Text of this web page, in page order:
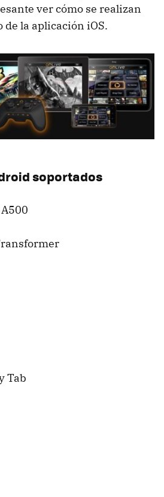
ver cómo se realizan
la aplicación iOS.
soportados
Tab